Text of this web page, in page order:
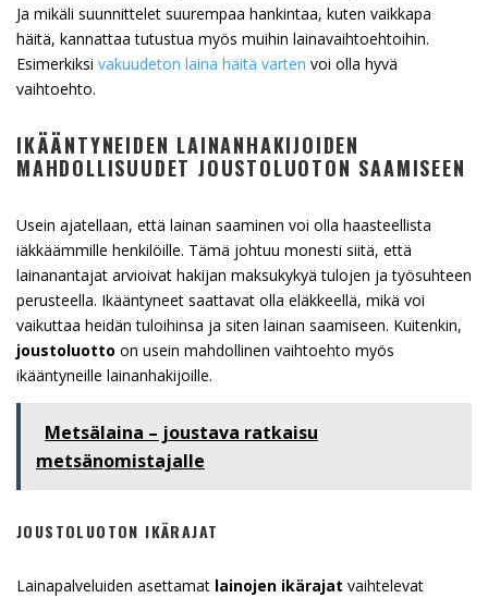
Ja mikäli suunnittelet suurempaa hankintaa, kuten vaikkapa
häitä, kannattaa tutustua myös muihin lainavaihtoehtoihin.
Esimerkiksi vakuudeton laina häitä varten voi olla hyvä
vaihtoehto.
IKÄÄNTYNEIDEN LAINANHAKIJOIDEN
MAHDOLLISUUDET JOUSTOLUOTON SAAMISEEN
Usein ajatellaan, että lainan saaminen voi olla haasteellista
iäkkäämmille henkilöille. Tämä johtuu monesti siitä, että
lainanantajat arvioivat hakijan maksukykyä tulojen ja työsuhteen
perusteella. Ikääntyneet saattavat olla eläkkeellä, mikä voi
vaikuttaa heidän tuloihinsa ja siten lainan saamiseen. Kuitenkin,
joustoluotto on usein mahdollinen vaihtoehto myös
ikääntyneille lainanhakijoille.
Metsälaina – joustava ratkaisu
metsänomistajalle
JOUSTOLUOTON IKÄRAJAT
Lainapalveluiden asettamat lainojen ikärajat vaihtelevat